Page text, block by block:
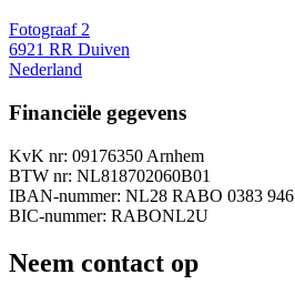
Fotograaf 2
6921 RR Duiven
Nederland
Financiële gegevens
KvK nr: 09176350 Arnhem
BTW nr: NL818702060B01
IBAN-nummer: NL28 RABO 0383
BIC-nummer: RABONL2U
Neem contact op